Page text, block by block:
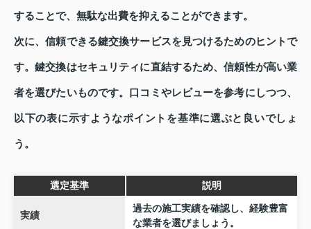
することで、無駄な出費を抑えることができます。
次に、信頼できる鍵交換サービスを見つけるためのヒントで
す。鍵交換はセキュリティに直結するため、信頼性が高い業
者を選びたいものです。口コミやレビューを参考にしつつ、
以下の表に示すようなポイントを基準に選ぶと良いでしょ
う。
選定基準 説明
実績
過去の施工実績を確認し、経験豊富
な業者を選びましょう。